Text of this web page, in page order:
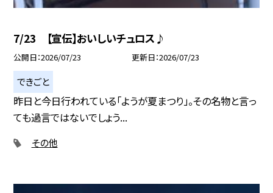
7/23 【宣伝】おいしいチュロス♪
公開日 2026/07/23 更新日 2026/07/23
できごと
昨日と今日行われている「ようが夏まつり」。その名物と言っ
ても過言ではないでしょう...
その他